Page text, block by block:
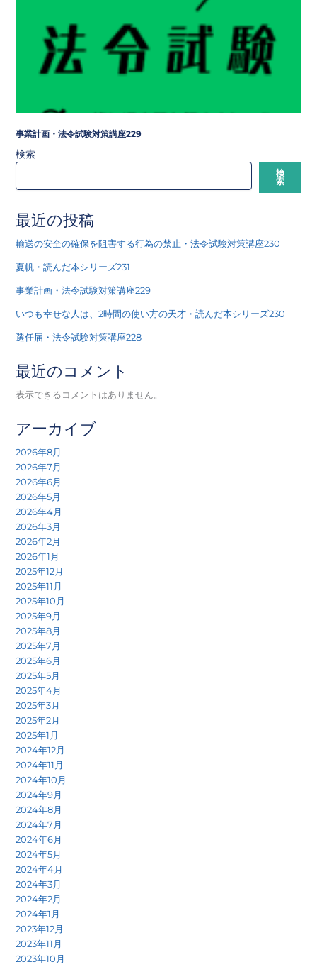
事業計画・法令試験対策講座229
検索
検
索
最近の投稿
輸送の安全の確保を阻害する行為の禁止・法令試験対策講座230
夏帆・読んだ本シリーズ231
事業計画・法令試験対策講座229
いつも幸せな人は、2時間の使い方の天才・読んだ本シリーズ230
選任届・法令試験対策講座228
最近のコメント
表示できるコメントはありません。
アーカイブ
2026年8月
2026年7月
2026年6月
2026年5月
2026年4月
2026年3月
2026年2月
2026年1月
2025年12月
2025年11月
2025年10月
2025年9月
2025年8月
2025年7月
2025年6月
2025年5月
2025年4月
2025年3月
2025年2月
2025年1月
2024年12月
2024年11月
2024年10月
2024年9月
2024年8月
2024年7月
2024年6月
2024年5月
2024年4月
2024年3月
2024年2月
2024年1月
2023年12月
2023年11月
2023年10月